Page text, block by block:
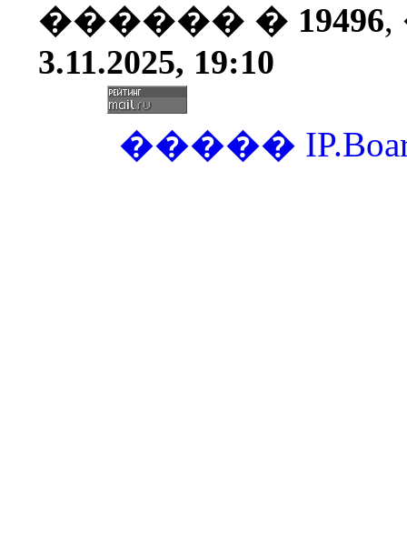
������ � 19496
3.11.2025, 19:10
�����